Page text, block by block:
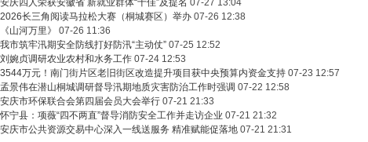
安庆四人荣获安徽省 新就业群体“十佳”及提名 07-27 13:04
2026长三角阅读马拉松大赛（桐城赛区）举办 07-26 12:38
《山河万里》
07-26 11:36
我市筑牢汛期安全防线打好防汛“主动仗” 07-25 12:52
刘婉贞调研农业农村和水务工作 07-24 12:53
3544万元！南门街片区老旧街区改造提升项目获中央预算内资金支持 07-23 12:57
孟景伟在潜山桐城调研督导汛期地质灾害防治工作时强调 07-22 12:58
安庆市环保联合会第四届会员大会举行 07-21 21:33
怀宁县：项薇“四不两直”督导消防安全工作并走访企业 07-21 21:32
安庆市公共资源交易中心深入一线送服务 精准赋能促落地 07-21 21:31